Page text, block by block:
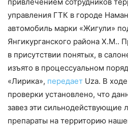
управления ГТК в городе
автомобиль марки «Жигули»
Янгикурганского района Х.М..
в присутствии понятых, в
изъято в процессуальном
«Лирика», передает Uza. В
проверки установлено, что
завез эти сильнодействующие
препараты на территорию